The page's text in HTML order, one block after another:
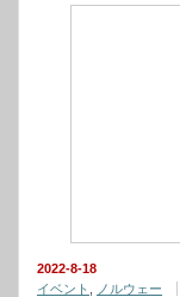
2022-8-18
イベント
ノルウェー